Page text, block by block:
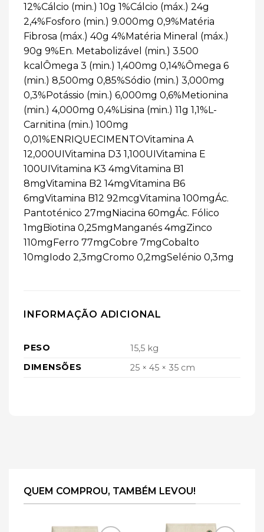
12%Cálcio (min.) 10g 1%Cálcio (máx.) 24g
2,4%Fosforo (min.) 9.000mg 0,9%Matéria
Fibrosa (máx.) 40g 4%Matéria Mineral (máx.)
90g 9%En. Metabolizável (min.) 3.500
kcalÔmega 3 (min.) 1,400mg 0,14%Ômega 6
(min.) 8,500mg 0,85%Sódio (min.) 3,000mg
0,3%Potássio (min.) 6,000mg 0,6%Metionina
(min.) 4,000mg 0,4%Lisina (min.) 11g 1,1%L-
Carnitina (min.) 100mg
0,01%ENRIQUECIMENTOVitamina A
12,000UIVitamina D3 1,100UIVitamina E
100UIVitamina K3 4mgVitamina B1
8mgVitamina B2 14mgVitamina B6
6mgVitamina B12 92mcgVitamina 100mgÁc.
Pantoténico 27mgNiacina 60mgÁc. Fólico
1mgBiotina 0,25mgManganés 4mgZinco
110mgFerro 77mgCobre 7mgCobalto
10mgIodo 2,3mgCromo 0,2mgSelénio 0,3mg
INFORMAÇÃO ADICIONAL
PESO
15,5 kg
DIMENSÕES
25 × 45 × 35 cm
QUEM COMPROU, TAMBÉM LEVOU!